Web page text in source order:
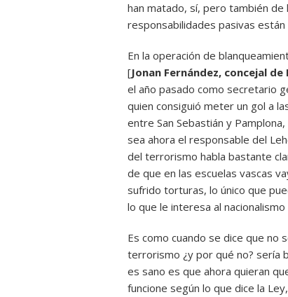
han matado, sí, pero también
responsabilidades pasivas están
En la operación de
[Jonan Fernández, concejal
el año pasado como secretario
quien consiguió meter un gol a
entre San Sebastián y
sea ahora el responsable del
del terrorismo habla bastante
de que en las escuelas vascas
sufrido torturas, lo único que
lo que le interesa al
Es como cuando se dice que no
terrorismo ¿y por qué no? sería
es sano es que ahora quieran
funcione según lo que dice la